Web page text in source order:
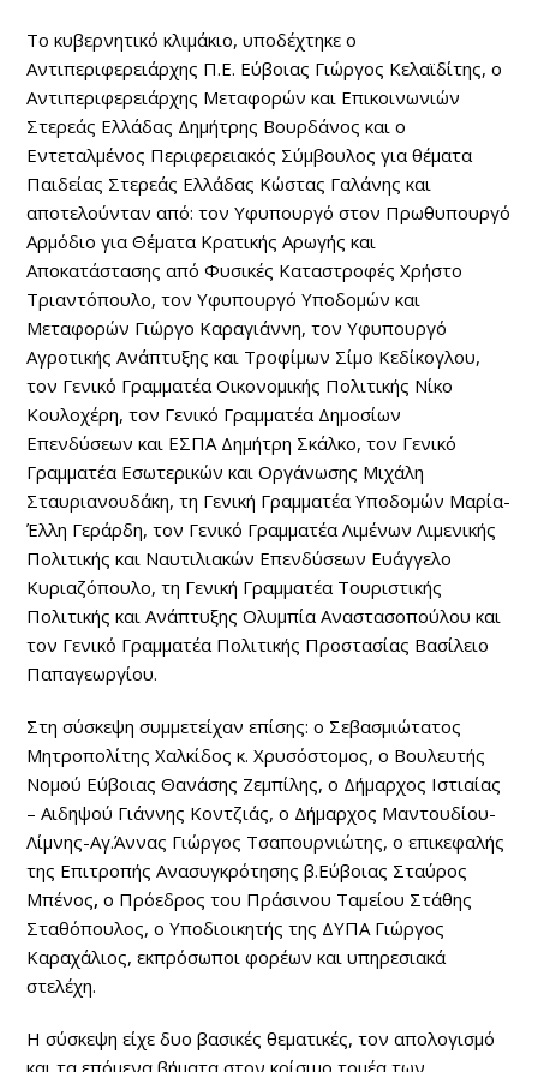
Το κυβερνητικό κλιμάκιο, υποδέχτηκε ο
Αντιπεριφερειάρχης Π.Ε. Εύβοιας Γιώργος Κελαϊδίτης, o
Αντιπεριφερειάρχης Μεταφορών και Επικοινωνιών
Στερεάς Ελλάδας Δημήτρης Βουρδάνος και ο
Εντεταλμένος Περιφερειακός Σύμβουλος για θέματα
Παιδείας Στερεάς Ελλάδας Κώστας Γαλάνης και
αποτελούνταν από: τον Υφυπουργό στον Πρωθυπουργό
Αρμόδιο για Θέματα Κρατικής Αρωγής και
Αποκατάστασης από Φυσικές Καταστροφές Χρήστο
Τριαντόπουλο, τον Υφυπουργό Υποδομών και
Μεταφορών Γιώργο Καραγιάννη, τον Υφυπουργό
Αγροτικής Ανάπτυξης και Τροφίμων Σίμο Κεδίκογλου,
τον Γενικό Γραμματέα Οικονομικής Πολιτικής Νίκο
Κουλοχέρη, τον Γενικό Γραμματέα Δημοσίων
Επενδύσεων και ΕΣΠΑ Δημήτρη Σκάλκο, τον Γενικό
Γραμματέα Εσωτερικών και Οργάνωσης Μιχάλη
Σταυριανουδάκη, τη Γενική Γραμματέα Υποδομών Μαρία-
Έλλη Γεράρδη, τον Γενικό Γραμματέα Λιμένων Λιμενικής
Πολιτικής και Ναυτιλιακών Επενδύσεων Ευάγγελο
Κυριαζόπουλο, τη Γενική Γραμματέα Τουριστικής
Πολιτικής και Ανάπτυξης Ολυμπία Αναστασοπούλου και
τον Γενικό Γραμματέα Πολιτικής Προστασίας Βασίλειο
Παπαγεωργίου.
Στη σύσκεψη συμμετείχαν επίσης: ο Σεβασμιώτατος
Μητροπολίτης Χαλκίδος κ. Χρυσόστομος, ο Βουλευτής
Νομού Εύβοιας Θανάσης Ζεμπίλης, ο Δήμαρχος Ιστιαίας
– Αιδηψού Γιάννης Κοντζιάς, ο Δήμαρχος Μαντουδίου-
Λίμνης-Αγ.Άννας Γιώργος Τσαπουρνιώτης, ο επικεφαλής
της Επιτροπής Ανασυγκρότησης β.Εύβοιας Σταύρος
Μπένος,ο Πρόεδρος του Πράσινου Ταμείου Στάθης
Σταθόπουλος, ο Υποδιοικητής της ΔΥΠΑ Γιώργος
Καραχάλιος, εκπρόσωποι φορέων και υπηρεσιακά
στελέχη.
Η σύσκεψη είχε δυο βασικές θεματικές, τον απολογισμό
και τα επόμενα βήματα στον κρίσιμο τομέα των